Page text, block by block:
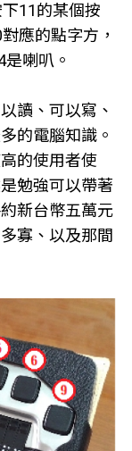
11的某個按
應的點字方，
喇叭。
讀、可以寫、
的電腦知識。
的使用者使
勉強可以帶著
新台幣五萬元
寡、以及那間